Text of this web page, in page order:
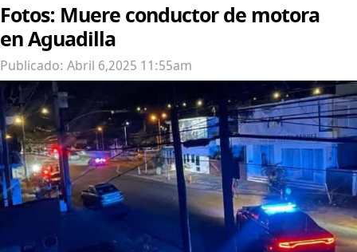
Fotos: Muere conductor de motora
en Aguadilla
Publicado: Abril 6,2025 11:55am